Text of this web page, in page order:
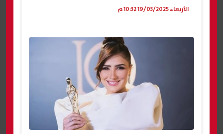
الأربعاء 19/03/2025 10:32 م